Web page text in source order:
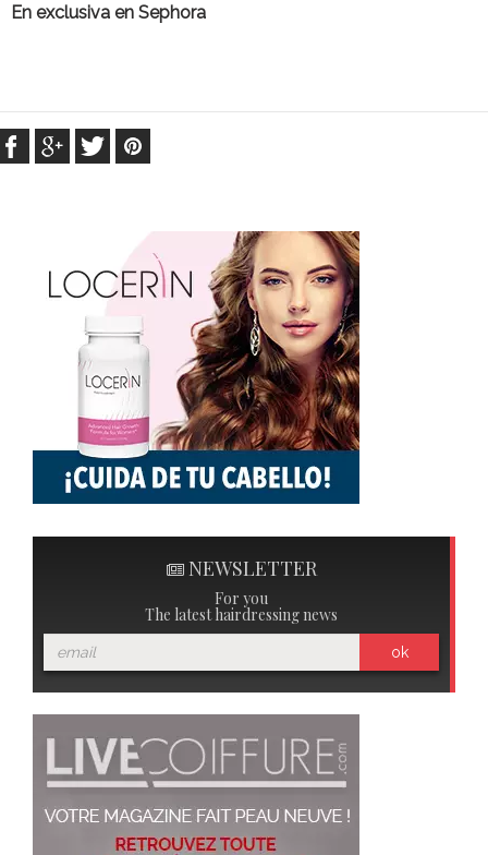
En exclusiva en Sephora
NEWSLETTER
For you
The latest hairdressing news
ok